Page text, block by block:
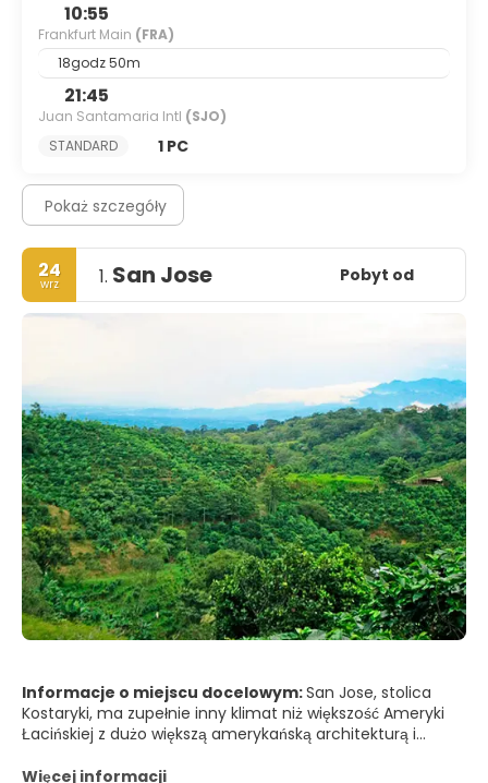
10:55
Frankfurt Main (FRA)
18godz 50m
21:45
Juan Santamaria Intl (SJO)
STANDARD
1 PC
Pokaż szczegóły
24
wrz 1. San Jose Pobyt od
Informacje o miejscu docelowym:San Jose, stolica
Kostaryki, ma zupełnie inny klimat niż większość Ameryki
Łacińskiej z dużo większą amerykańską architekturą i
środku natury. Położone w Dolinie Centralnej, miasto
Więcej informacji